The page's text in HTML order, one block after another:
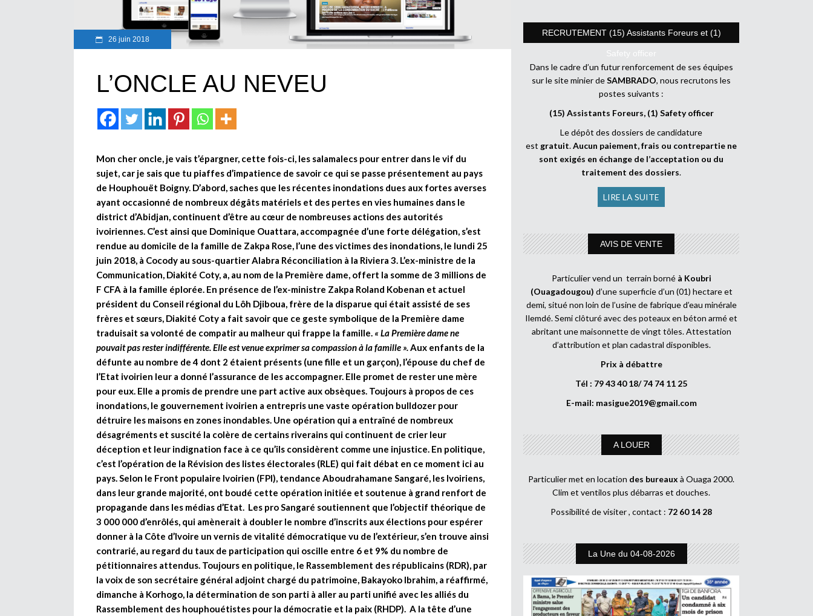
26 juin 2018
L’ONCLE AU NEVEU
Mon cher oncle, je vais t’épargner, cette fois-ci, les salamalecs pour entrer dans le vif du
sujet, car je sais que tu piaffes d’impatience de savoir ce qui se passe présentement au pays
de Houphouët Boigny. D’abord, saches que les récentes inondations dues aux fortes averses
ayant occasionné de nombreux dégâts matériels et des pertes en vies humaines dans le
district d’Abidjan, continuent d’être au cœur de nombreuses actions des autorités
ivoiriennes. C’est ainsi que Dominique Ouattara, accompagnée d’une forte délégation, s’est
rendue au domicile de la famille de Zakpa Rose, l’une des victimes des inondations, le lundi 25
juin 2018, à Cocody au sous-quartier Alabra Réconciliation à la Riviera 3. L’ex-ministre de la
Communication, Diakité Coty, a, au nom de la Première dame, offert la somme de 3 millions de
F CFA à la famille éplorée. En présence de l’ex-ministre Zakpa Roland Kobenan et actuel
président du Conseil régional du Lôh Djiboua, frère de la disparue qui était assisté de ses
frères et sœurs, Diakité Coty a fait savoir que ce geste symbolique de la Première dame
traduisait sa volonté de compatir au malheur qui frappe la famille. « La Première dame ne
pouvait pas rester indifférente. Elle est venue exprimer sa compassion à la famille ». Aux enfants de la
défunte au nombre de 4 dont 2 étaient présents (une fille et un garçon), l’épouse du chef de
l’Etat ivoirien leur a donné l’assurance de les accompagner. Elle promet de rester une mère
pour eux. Elle a promis de prendre une part active aux obsèques. Toujours à propos de ces
inondations, le gouvernement ivoirien a entrepris une vaste opération bulldozer pour
détruire les maisons en zones inondables. Une opération qui a entraîné de nombreux
désagréments et suscité la colère de certains riverains qui continuent de crier leur
déception et leur indignation face à ce qu’ils considèrent comme une injustice. En politique,
c’est l’opération de la Révision des listes électorales (RLE) qui fait débat en ce moment ici au
pays. Selon le Front populaire Ivoirien (FPI), tendance Aboudrahamane Sangaré, les Ivoiriens,
dans leur grande majorité, ont boudé cette opération initiée et soutenue à grand renfort de
propagande dans les médias d’Etat. Les pro Sangaré soutiennent que l’objectif théorique de
3 000 000 d’enrôlés, qui amènerait à doubler le nombre d’inscrits aux élections pour espérer
donner à la Côte d’Ivoire un vernis de vitalité démocratique vu de l’extérieur, s’en trouve ainsi
contrarié, au regard du taux de participation qui oscille entre 6 et 9% du nombre de
pétitionnaires attendus. Toujours en politique, le Rassemblement des républicains (RDR), par
la voix de son secrétaire général adjoint chargé du patrimoine, Bakayoko Ibrahim, a réaffirmé,
dimanche à Korhogo, la détermination de son parti à aller au parti unifié avec les alliés du
Rassemblement des houphouétistes pour la démocratie et la paix (RHDP). A la tête d’une
RECRUTEMENT (15) Assistants Foreurs et (1)
Safety officer
Dans le cadre d’un futur renforcement de ses équipes
sur le site minier deSAMBRADO, nous recrutons les
postes suivants :
(15) Assistants Foreurs, (1) Safety officer
Le dépôt des dossiers de candidature
est gratuit.Aucun paiement, frais ou contrepartie ne
sont exigés en échange de l’acceptation ou du
traitement des dossiers.
LIRE LA SUITE
AVIS DE VENTE
Particulier vend un terrain borné à Koubri
(Ouagadougou) d’une superficie d’un (01) hectare et
demi, situé non loin de l’usine de fabrique d’eau minérale
Ilemdé. Semi clôturé avec des poteaux en béton armé et
abritant une maisonnette de vingt tôles. Attestation
d’attribution et plan cadastral disponibles.
Prix à débattre
Tél : 79 43 40 18/ 74 74 11 25
E-mail: masigue2019@gmail.com
A LOUER
Particulier met en location des bureaux à Ouaga 2000.
Clim et ventilos plus débarras et douches.
Possibilité de visiter , contact : 72 60 14 28
La Une du 04-08-2026